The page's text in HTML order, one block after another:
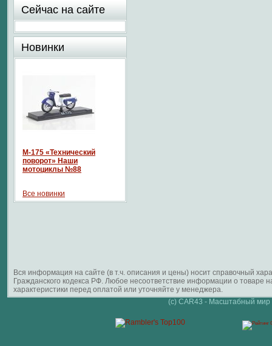
Сейчас на сайте
Новинки
М-175 «Технический
поворот» Наши
мотоциклы №88
Все новинки
Вся информация на сайте (в т.ч. описания и цены) носит справочный
Гражданского кодекса РФ. Любое несоответствие информации о
характеристики перед оплатой или уточняйте у менеджера.
(c) CAR43 - Масштабный мир